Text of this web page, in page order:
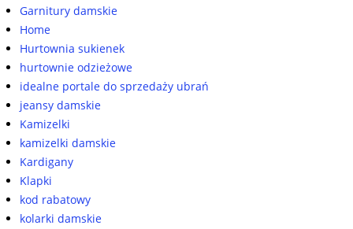
Garnitury damskie
Home
Hurtownia sukienek
hurtownie odzieżowe
idealne portale do sprzedaży ubrań
jeansy damskie
Kamizelki
kamizelki damskie
Kardigany
Klapki
kod rabatowy
kolarki damskie